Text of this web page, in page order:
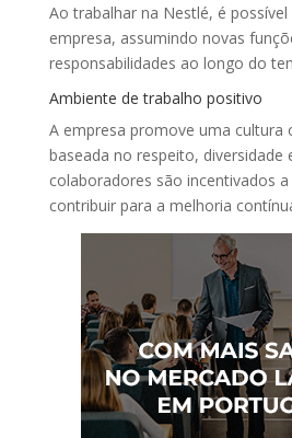
Ao trabalhar na Nestlé, é
empresa, assumindo novas
responsabilidades ao longo do
Ambiente de trabalho positivo
A empresa promove uma cultura
baseada no respeito, diversidade
colaboradores são incentivados
contribuir para a melhoria